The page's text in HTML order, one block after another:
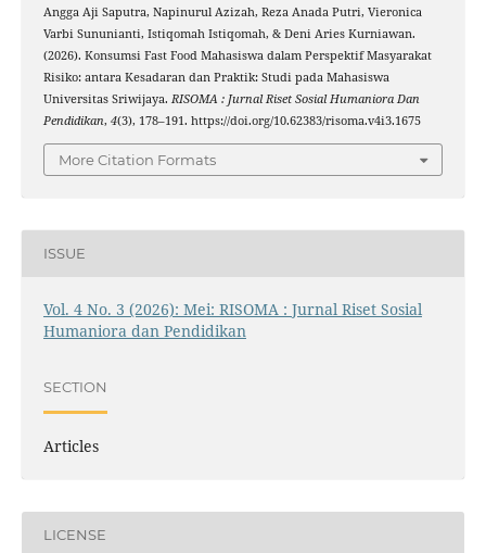
Angga Aji Saputra, Napinurul Azizah, Reza Anada Putri, Vieronica
Varbi Sununianti, Istiqomah Istiqomah, & Deni Aries Kurniawan.
(2026). Konsumsi Fast Food Mahasiswa dalam Perspektif Masyarakat
Risiko: antara Kesadaran dan Praktik: Studi pada Mahasiswa
Universitas Sriwijaya. RISOMA : Jurnal Riset Sosial Humaniora Dan
Pendidikan, 4(3), 178–191. https://doi.org/10.62383/risoma.v4i3.1675
More Citation Formats
ISSUE
Vol. 4 No. 3 (2026): Mei: RISOMA : Jurnal Riset Sosial
Humaniora dan Pendidikan
SECTION
Articles
LICENSE